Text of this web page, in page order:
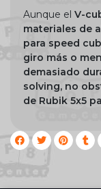
Aunque el V-
materiales de
para speed
giro más o
demasiado
solving, no
de Rubik 5x5